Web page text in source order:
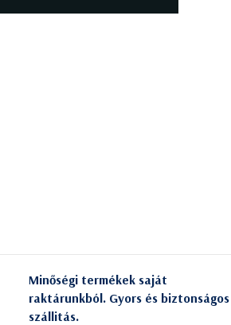
Minőségi termékek saját
raktárunkból. Gyors és biztonságos
szállitás.